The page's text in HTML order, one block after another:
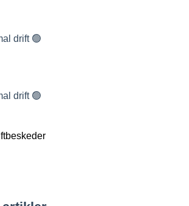
drift 🟢
drift 🟢